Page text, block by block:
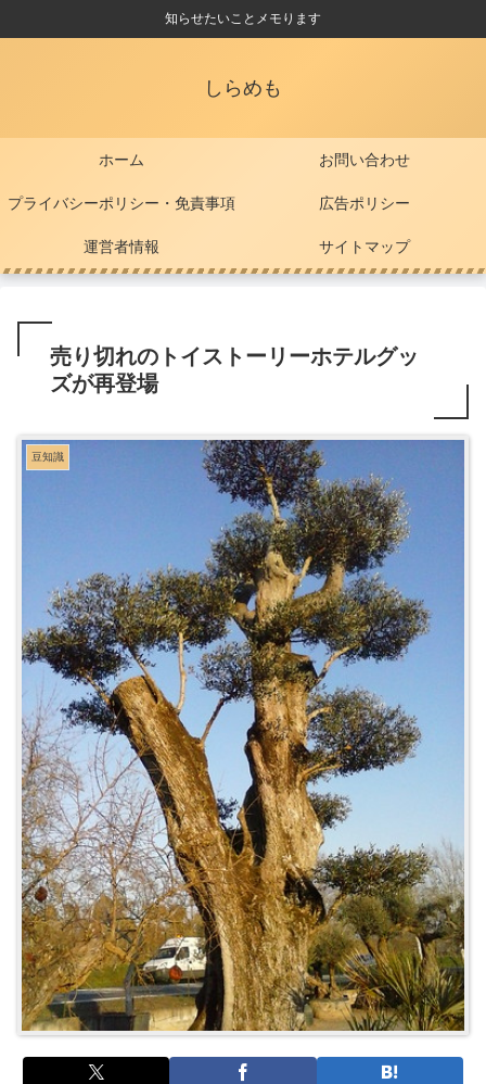
知らせたいことメモります
しらめも
ホーム お問い合わせ
プライバシーポリシー・免責事項 広告ポリシー
運営者情報 サイトマップ
売り切れのトイストーリーホテルグッ
ズが再登場
豆知識